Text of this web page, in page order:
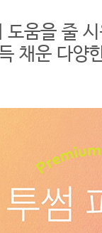
움을 줄
채운 다양